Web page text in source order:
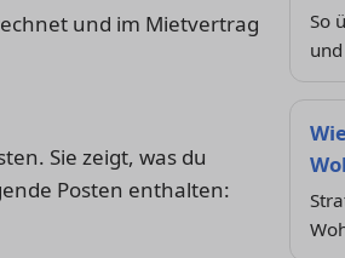
und im Mietvertrag
Sie zeigt, was du
Posten enthalten:
So